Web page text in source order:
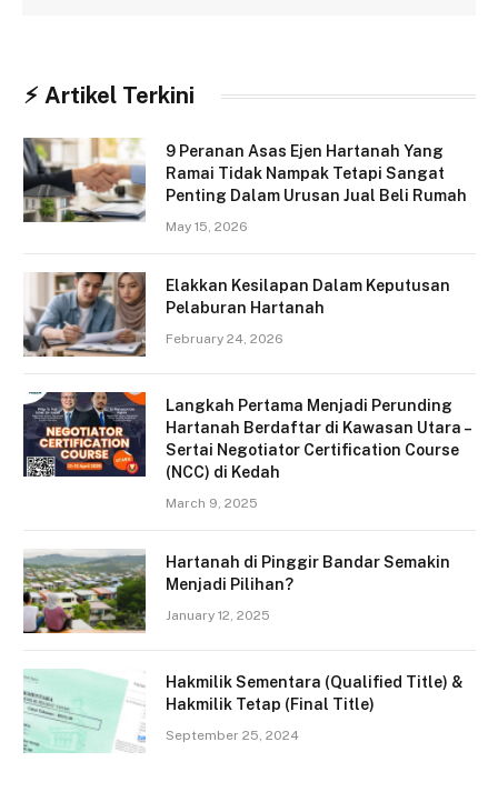
⚡︎ Artikel Terkini
9 Peranan Asas Ejen Hartanah Yang
Ramai Tidak Nampak Tetapi Sangat
Penting Dalam Urusan Jual Beli Rumah
May 15, 2026
Elakkan Kesilapan Dalam Keputusan
Pelaburan Hartanah
February 24, 2026
Langkah Pertama Menjadi Perunding
Hartanah Berdaftar di Kawasan Utara –
Sertai Negotiator Certification Course
(NCC) di Kedah
March 9, 2025
Hartanah di Pinggir Bandar Semakin
Menjadi Pilihan?
January 12, 2025
Hakmilik Sementara (Qualified Title) &
Hakmilik Tetap (Final Title)
September 25, 2024